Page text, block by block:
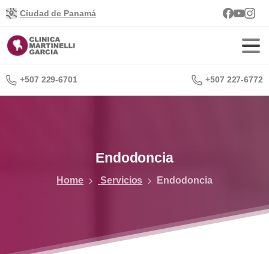
Ciudad de Panamá
+507 229-6701 +507 227-6772
Endodoncia
Home Servicios Endodoncia